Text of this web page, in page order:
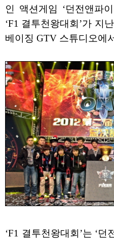
인 액션게임 ‘던전앤파
‘F1 결투천왕대회’가 지
베이징 GTV 스튜디오에
‘F1 결투천왕대회’는 ‘